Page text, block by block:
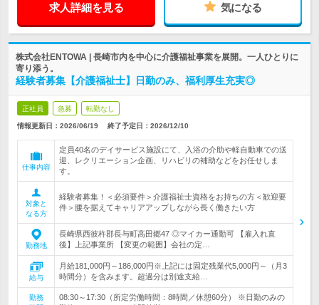
求人詳細を見る 気になる
株式会社ENTOWA | 長崎市内を中心に介護福祉事業を展開。一人ひとりに
寄り添う。
経験者募集【介護福祉士】日勤のみ、福利厚生充実◎
正社員 急募 転勤なし
情報更新日：2026/06/19 終了予定日： 2026/12/10
仕事内容
定員40名のデイサービス施設にて、入浴の介助や軽自動車での送
迎、レクリエーション企画、リハビリの補助などをお任せしま
す。
対象と
なる方
経験者募集！＜必須要件＞介護福祉士資格をお持ちの方＜歓迎要
件＞腰を据えてキャリアアップしながら長く働きたい方
勤務地
長崎県西彼杵郡長与町高田郷47 ◎マイカー通勤可 【雇入れ直
後】上記事業所 【変更の範囲】会社の定…
給与
月給181,000円～186,000円※上記には固定残業代5,000円～（月3
時間分）を含みます。超過分は別途支給…
勤務
08:30～17:30（所定労働時間：8時間／休憩60分） ※日勤のみの